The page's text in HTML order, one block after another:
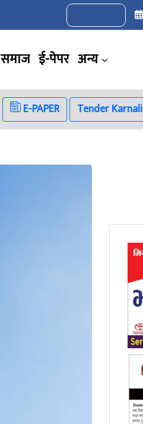
समाज ई-पेपर अन्य
E-PAPER Tender Karnali